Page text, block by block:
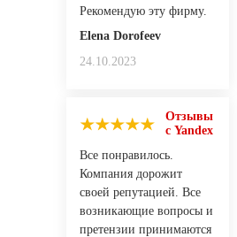
Рекомендую эту фирму.
Elena Dorofeev
24.10.2023
Отзывы
с Yandex
Все понравилось.
Компания дорожит
своей репутацией. Все
возникающие вопросы и
претензии принимаются